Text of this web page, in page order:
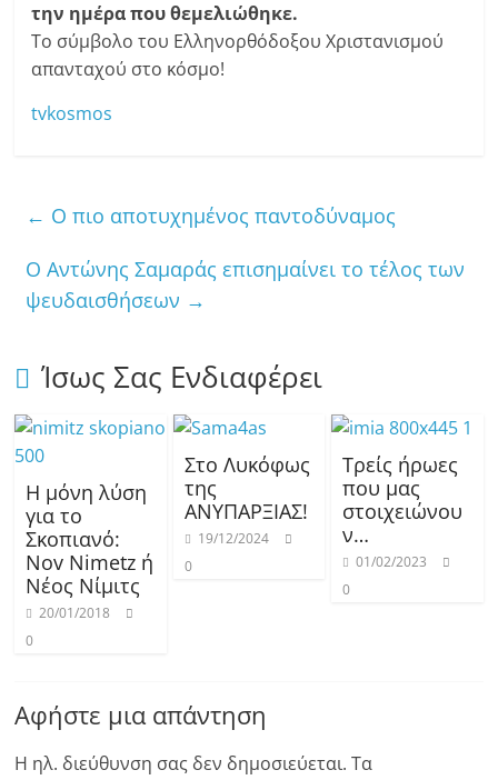
την ημέρα που θεμελιώθηκε.
Το σύμβολο του Ελληνορθόδοξου Χριστανισμού
απανταχού στο κόσμο!
tvkosmos
← O πιο αποτυχημένος παντοδύναμος
Ο Αντώνης Σαμαράς επισημαίνει το τέλος των
ψευδαισθήσεων →
Ίσως Σας Ενδιαφέρει
Η μόνη λύση
για το
Σκοπιανό:
Nov Nimetz ή
Νέος Νίμιτς
20/01/2018
0
Στο Λυκόφως
της
ΑΝΥΠΑΡΞΙΑΣ!
19/12/2024
0
Τρείς ήρωες
που μας
στοιχειώνου
ν…
01/02/2023
0
Αφήστε μια απάντηση
Η ηλ. διεύθυνση σας δεν δημοσιεύεται. Τα